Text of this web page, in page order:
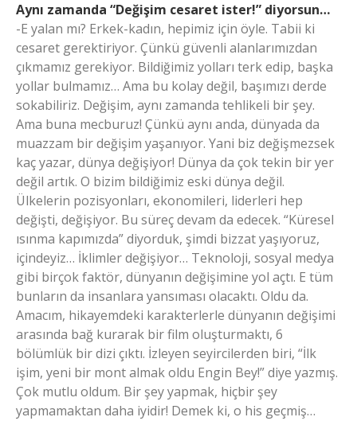
Aynı zamanda “Değişim cesaret ister!” diyorsun…
-E yalan mı? Erkek-kadın, hepimiz için öyle. Tabii ki
cesaret gerektiriyor. Çünkü güvenli alanlarımızdan
çıkmamız gerekiyor. Bildiğimiz yolları terk edip, başka
yollar bulmamız… Ama bu kolay değil, başımızı derde
sokabiliriz. Değişim, aynı zamanda tehlikeli bir şey.
Ama buna mecburuz! Çünkü aynı anda, dünyada da
muazzam bir değişim yaşanıyor. Yani biz değişmezsek
kaç yazar, dünya değişiyor! Dünya da çok tekin bir yer
değil artık. O bizim bildiğimiz eski dünya değil.
Ülkelerin pozisyonları, ekonomileri, liderleri hep
değişti, değişiyor. Bu süreç devam da edecek. “Küresel
ısınma kapımızda” diyorduk, şimdi bizzat yaşıyoruz,
içindeyiz… İklimler değişiyor… Teknoloji, sosyal medya
gibi birçok faktör, dünyanın değişimine yol açtı. E tüm
bunların da insanlara yansıması olacaktı. Oldu da.
Amacım, hikayemdeki karakterlerle dünyanın değişimi
arasında bağ kurarak bir film oluşturmaktı, 6
bölümlük bir dizi çıktı. İzleyen seyircilerden biri, “İlk
işim, yeni bir mont almak oldu Engin Bey!” diye yazmış.
Çok mutlu oldum. Bir şey yapmak, hiçbir şey
yapmamaktan daha iyidir! Demek ki, o his geçmiş…